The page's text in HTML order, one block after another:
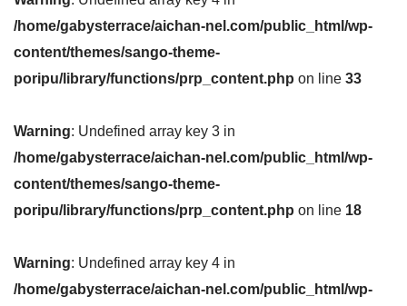
/home/gabysterrace/aichan-nel.com/public_html/wp-
content/themes/sango-theme-
poripu/library/functions/prp_content.php on line 33
Warning: Undefined array key 3 in
/home/gabysterrace/aichan-nel.com/public_html/wp-
content/themes/sango-theme-
poripu/library/functions/prp_content.php on line 18
Warning: Undefined array key 4 in
/home/gabysterrace/aichan-nel.com/public_html/wp-